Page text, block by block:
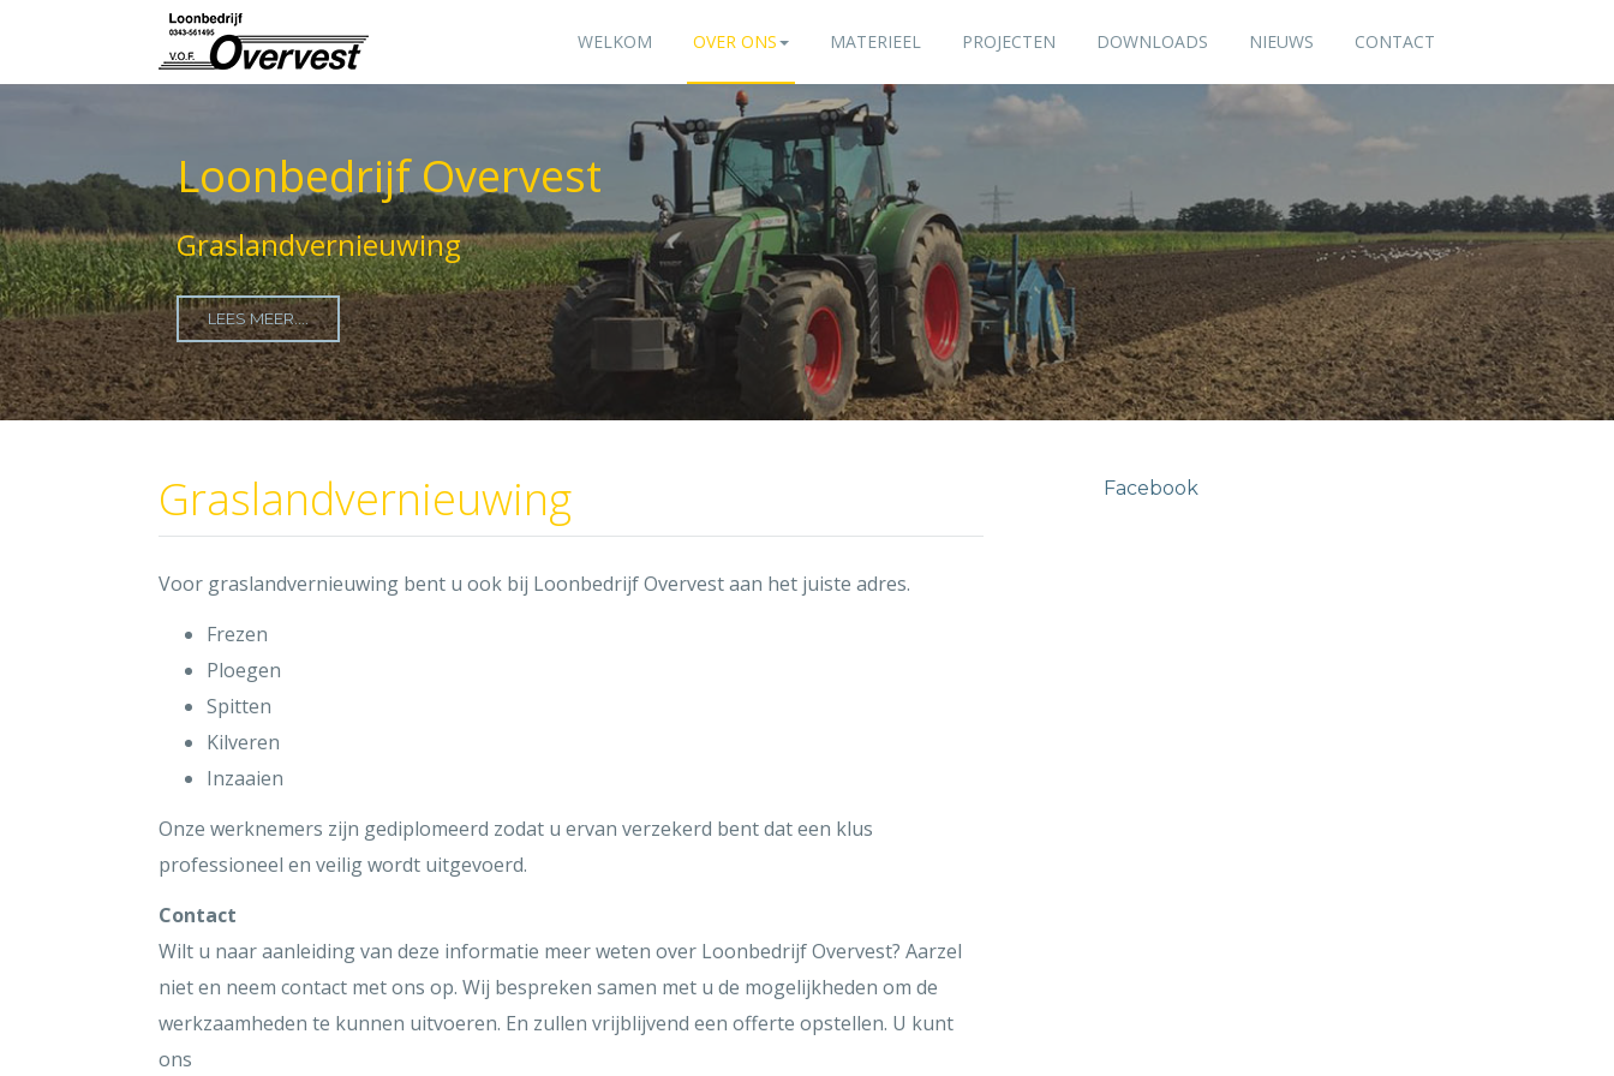
WELKOM OVER ONS MATERIEEL PROJECTEN DOWNLOADS NIEUWS CONTACT
Loonbedrijf Overvest
Graslandvernieuwing
LEES MEER....
Graslandvernieuwing
Voor graslandvernieuwing bent u ook bij Loonbedrijf Overvest aan het juiste adres.
Frezen
Ploegen
Spitten
Kilveren
Inzaaien
Onze werknemers zijn gediplomeerd zodat u ervan verzekerd bent dat een klus
professioneel en veilig wordt uitgevoerd.
Contact
Wilt u naar aanleiding van deze informatie meer weten over Loonbedrijf Overvest? Aarzel
niet en neem contact met ons op. Wij bespreken samen met u de mogelijkheden om de
werkzaamheden te kunnen uitvoeren. En zullen vrijblijvend een offerte opstellen. U kunt
ons
Facebook